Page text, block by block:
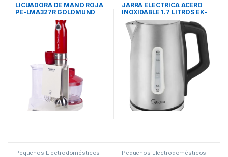
LICUADORA DE MANO ROJA
PE-LMA327R GOLDMUND
S.A. PEABODY
JARRA ELECTRICA ACERO
INOXIDABLE 1.7 LITROS EK-
DC17XAR1 MIDEA
Pequeños Electrodomésticos Pequeños Electrodomésticos